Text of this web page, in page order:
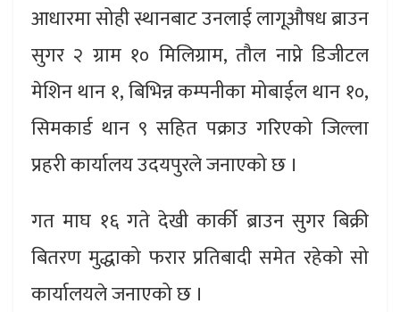
आधारमा सोही स्थानबाट उनलाई लागूऔषध ब्राउन
सुगर २ ग्राम १० मिलिग्राम, तौल नाप्ने डिजीटल
मेशिन थान १, बिभिन्न कम्पनीका मोबाईल थान १०,
सिमकार्ड थान ९ सहित पक्राउ गरिएको जिल्ला
प्रहरी कार्यालय उदयपुरले जनाएको छ ।
गत माघ १६ गते देखी कार्की ब्राउन सुगर बिक्री
बितरण मुद्धाको फरार प्रतिबादी समेत रहेको सो
कार्यालयले जनाएको छ ।